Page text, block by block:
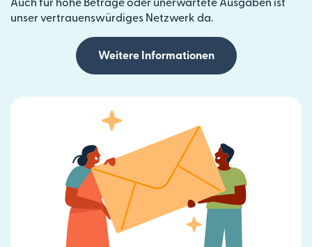
Auch für hohe Beträge oder unerwartete Ausgaben ist
unser vertrauenswürdiges Netzwerk da.
Weitere Informationen